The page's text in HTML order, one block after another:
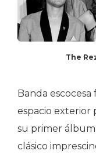
The
Banda escocesa
espacio exterior
su primer
clásico